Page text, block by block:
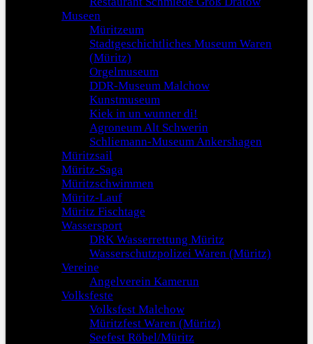
Museen
Müritzeum
Stadtgeschichtliches Museum Waren
(Müritz)
Orgelmuseum
DDR-Museum Malchow
Kunstmuseum
Kiek in un wunner di!
Agroneum Alt Schwerin
Schliemann-Museum Ankershagen
Müritzsail
Müritz-Saga
Müritzschwimmen
Müritz-Lauf
Müritz Fischtage
Wassersport
DRK Wasserrettung Müritz
Wasserschutzpolizei Waren (Müritz)
Vereine
Angelverein Kamerun
Volksfeste
Volksfest Malchow
Müritzfest Waren (Müritz)
Seefest Röbel/Müritz